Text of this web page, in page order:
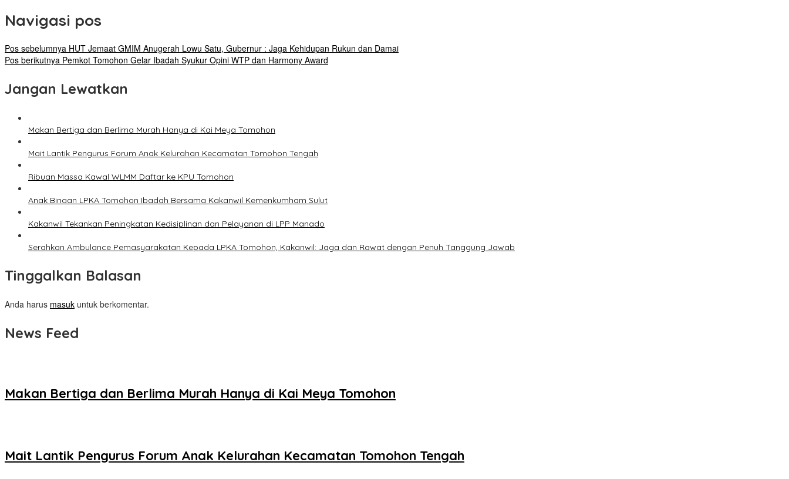
Navigasi pos
Pos sebelumnya HUT Jemaat GMIM Anugerah Lowu Satu, Gubernur : Jaga Kehidupan Rukun dan Damai
Pos berikutnya Pemkot Tomohon Gelar Ibadah Syukur Opini WTP dan Harmony Award
Jangan Lewatkan
Makan Bertiga dan Berlima Murah Hanya di Kai Meya Tomohon
Mait Lantik Pengurus Forum Anak Kelurahan Kecamatan Tomohon Tengah
Ribuan Massa Kawal WLMM Daftar ke KPU Tomohon
Anak Binaan LPKA Tomohon Ibadah Bersama Kakanwil Kemenkumham Sulut
Kakanwil Tekankan Peningkatan Kedisiplinan dan Pelayanan di LPP Manado
Serahkan Ambulance Pemasyarakatan Kepada LPKA Tomohon, Kakanwil: Jaga dan Rawat dengan Penuh Tanggung Jawab
Tinggalkan Balasan
Anda harus masuk untuk berkomentar.
News Feed
Makan Bertiga dan Berlima Murah Hanya di Kai Meya Tomohon
Mait Lantik Pengurus Forum Anak Kelurahan Kecamatan Tomohon Tengah